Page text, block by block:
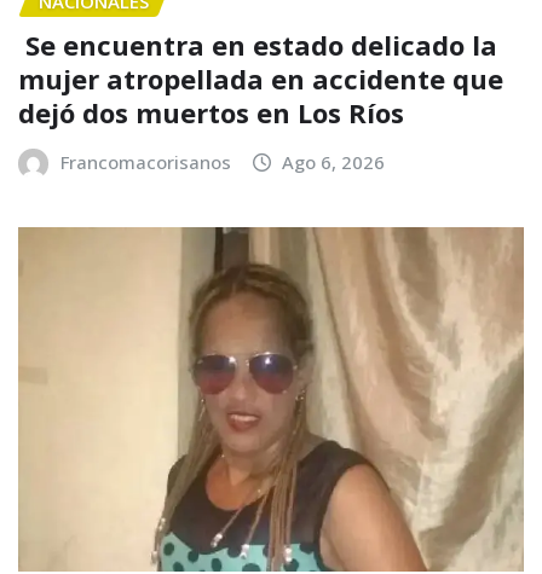
Se encuentra en estado delicado la
mujer atropellada en accidente que
dejó dos muertos en Los Ríos
Francomacorisanos Ago 6, 2026